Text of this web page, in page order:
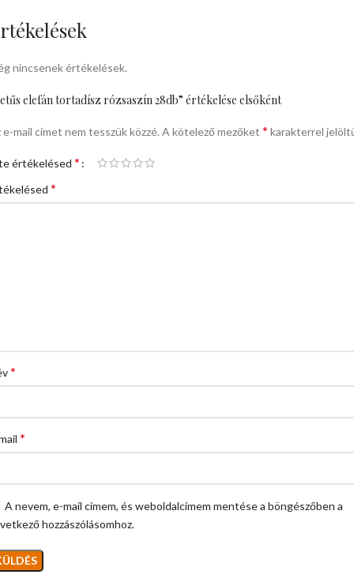
nincsenek értékelések.
elefán tortadísz rózsaszín 28db” értékelése elsőként
e-mail címet nem tesszük közzé. A kötelező mezőket * karakterrel
értékelésed *
*
*
*
A nevem, e-mail címem, és weboldalcímem mentése a böngészőben a
hozzászólásomhoz.